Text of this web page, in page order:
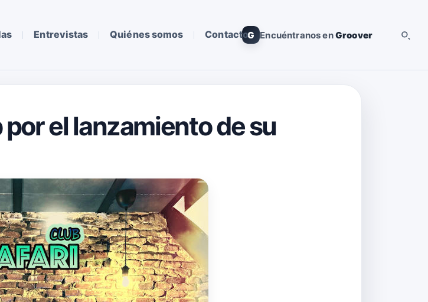
Entrevistas Quiénes somos ContactoG Encuéntranos enGroover
el lanzamiento de su